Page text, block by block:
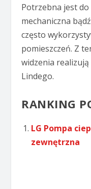
Potrzebna jest
mechaniczna
często
pomieszczeń. Z
widzenia
Lindego.
RANKING
LG Pompa
zewnętrzna